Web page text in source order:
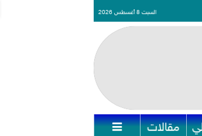
السبت 8 أغسطس 2026
مقالات 